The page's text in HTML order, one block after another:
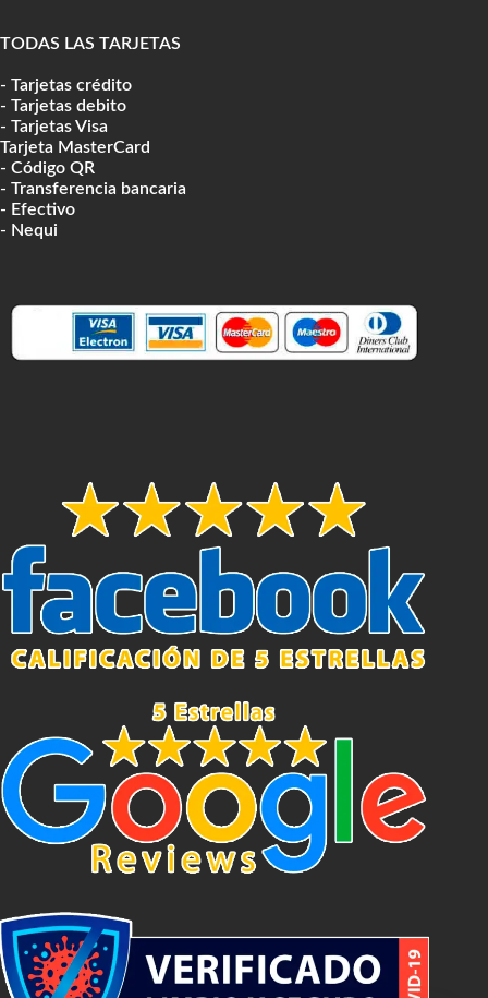
TODAS LAS TARJETAS
- Tarjetas crédito
- Tarjetas debito
- Tarjetas Visa
Tarjeta MasterCard
- Código QR
- Transferencia bancaria
- Efectivo
- Nequi